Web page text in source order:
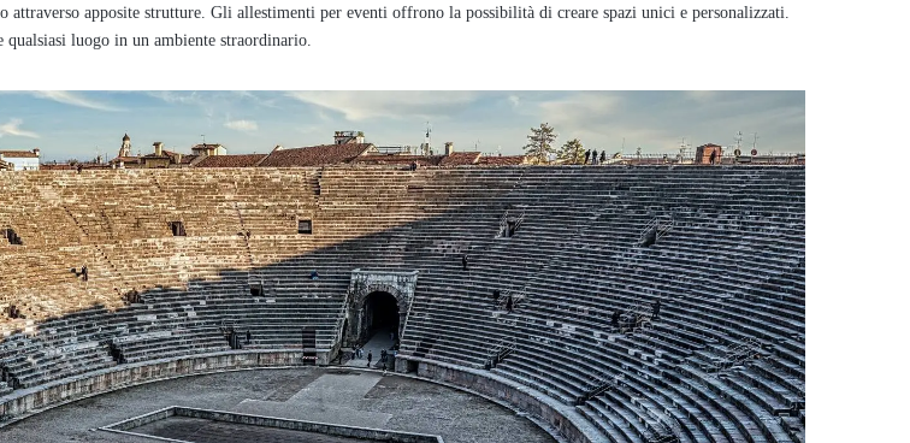
attraverso apposite strutture. Gli allestimenti per eventi offrono la possibilità di creare spazi unici e personalizzati.
qualsiasi luogo in un ambiente straordinario.